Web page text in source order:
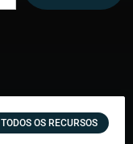
TODOS OS RECURSOS